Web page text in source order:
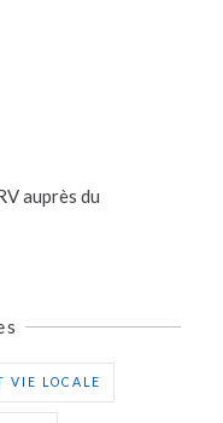
auprès du
VIE LOCALE